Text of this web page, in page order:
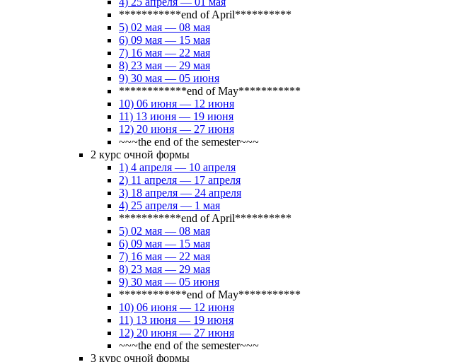
***********end of April**********
5) 02 мая — 08 мая
6) 09 мая — 15 мая
7) 16 мая — 22 мая
8) 23 мая — 29 мая
9) 30 мая — 05 июня
************end of May***********
10) 06 июня — 12 июня
11) 13 июня — 19 июня
12) 20 июня — 27 июня
~~~the end of the semester~~~
2 курс очной формы
1) 4 апреля — 10 апреля
2) 11 апреля — 17 апреля
3) 18 апреля — 24 апреля
4) 25 апреля — 1 мая
***********end of April**********
5) 02 мая — 08 мая
6) 09 мая — 15 мая
7) 16 мая — 22 мая
8) 23 мая — 29 мая
9) 30 мая — 05 июня
************end of May***********
10) 06 июня — 12 июня
11) 13 июня — 19 июня
12) 20 июня — 27 июня
~~~the end of the semester~~~
3 курс очной формы